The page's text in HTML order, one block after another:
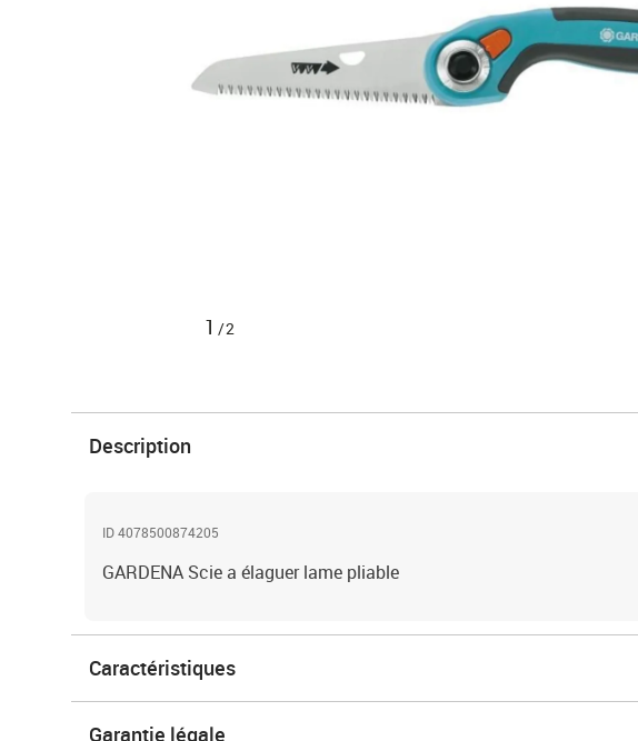
1 /2
Description
ID 4078500874205
GARDENA Scie a élaguer lame pliable
Caractéristiques
Garantie légale